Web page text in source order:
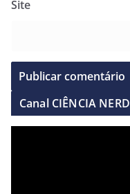
Site
Canal CIÊNCIA NERD